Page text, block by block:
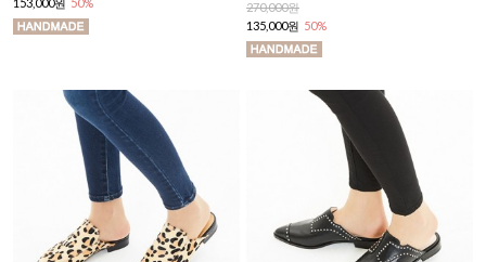
153,000원 50%
270,000원
135,000원 50%